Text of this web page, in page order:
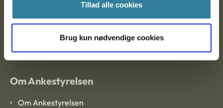
Tillad alle cookies
Brug kun nødvendige cookies
CVR: 1007 4002
Om Ankestyrelsen
Om Ankestyrelsen